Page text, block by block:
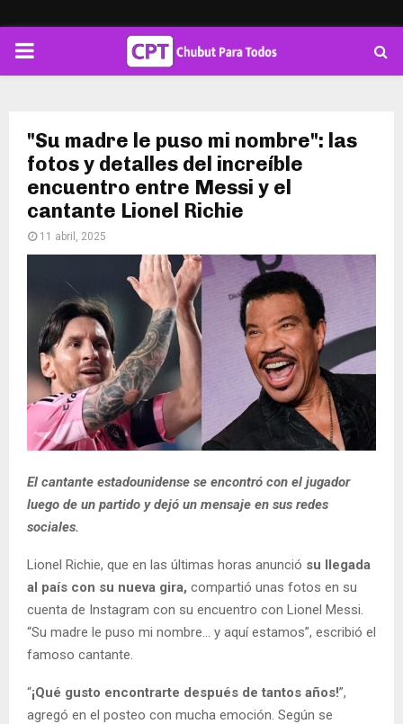
PRIMARY
"Su madre le puso mi nombre": las
fotos y detalles del increíble
encuentro entre Messi y el
cantante Lionel Richie
11 abril, 2025
El cantante estadounidense se encontró con el jugador
luego de un partido y dejó un mensaje en sus redes
sociales.
Lionel Richie, que en las últimas horas anunció su llegada
al país con su nueva gira, compartió unas fotos en su
cuenta de Instagram con su encuentro con Lionel Messi.
“Su madre le puso mi nombre... y aquí estamos”, escribió el
famoso cantante.
“¡Qué gusto encontrarte después de tantos años!”,
agregó en el posteo con mucha emoción. Según se